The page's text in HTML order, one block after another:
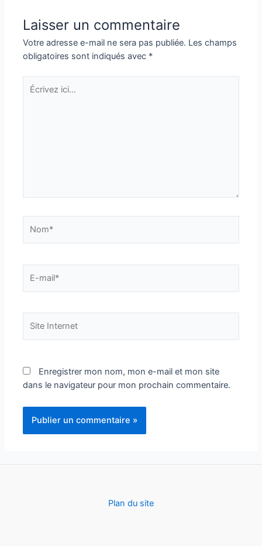
Laisser un commentaire
Votre adresse e-mail ne sera pas publiée. Les champs
obligatoires sont indiqués avec *
Écrivez
ici…
mail*
Internet
Enregistrer mon nom, mon e-mail et mon site
dans le navigateur pour mon prochain commentaire.
Plan du site